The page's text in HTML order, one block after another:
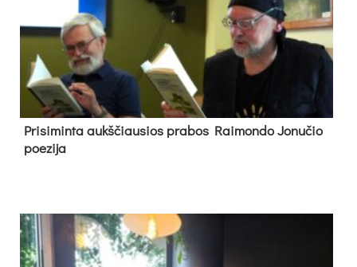
Pri­si­min­ta aukš­čiau­sios pra­bos Rai­mon­do Jo­nu­čio
poe­zi­ja